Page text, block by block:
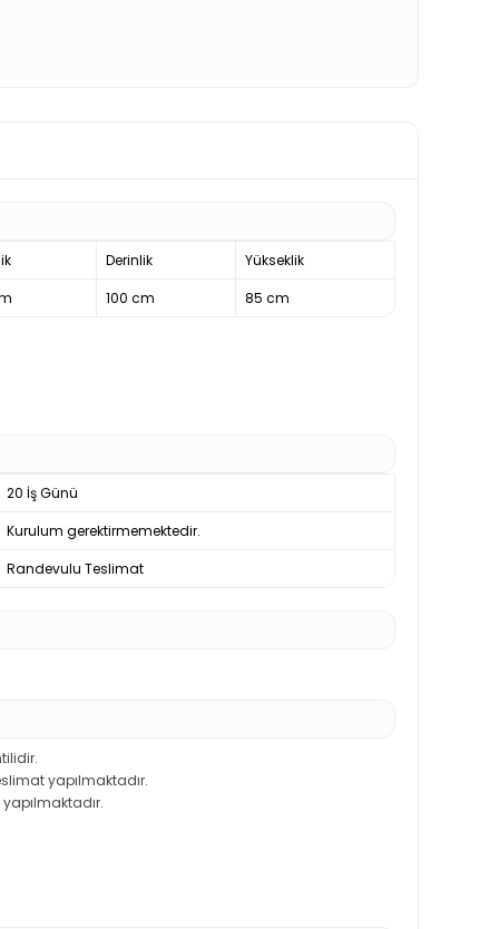
Derinlik
Yükseklik
100 cm 85 cm
20 İş Günü
Kurulum gerektirmemektedir.
Randevulu Teslimat
yapılmaktadır.